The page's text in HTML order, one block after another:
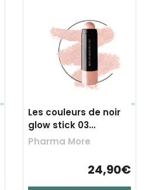
Les couleurs de noir
glow stick 03
pink&pearly5,8g
Pharma More
24,90€